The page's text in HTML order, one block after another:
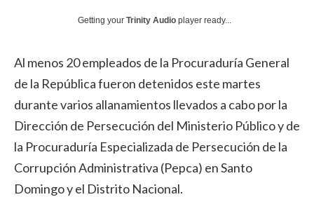
Getting your Trinity Audio player ready...
Al menos 20 empleados de la Procuraduría General
de la República fueron detenidos este martes
durante varios allanamientos llevados a cabo por la
Dirección de Persecución del Ministerio Público y de
la Procuraduría Especializada de Persecución de la
Corrupción Administrativa (Pepca) en Santo
Domingo y el Distrito Nacional.